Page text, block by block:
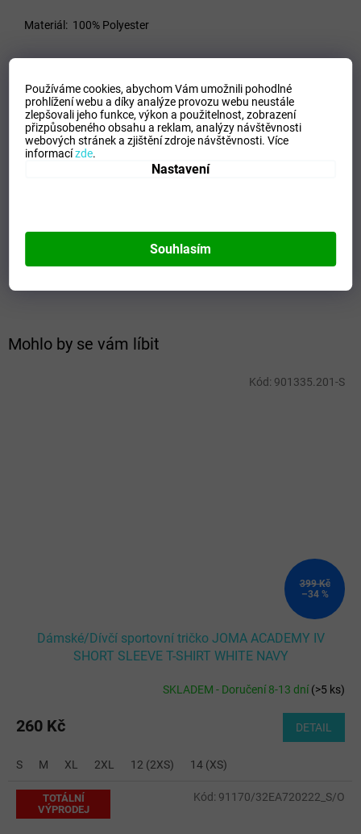
Používáme cookies, abychom Vám umožnili pohodlné
prohlížení webu a díky analýze provozu webu neustále
zlepšovali jeho funkce, výkon a použitelnost,zobrazení
přizpůsobeného obsahu a reklam, analýzy návštěvnosti
webových stránek a zjištění zdroje návštěvnosti.Více
informacízde.
Nastavení
Souhlasím
Mohlo by se vám líbit
399 Kč
–34 %
Dámské/Dívčí sportovní tričko JOMA ACADEMY IV
SHORT SLEEVE T-SHIRT WHITE NAVY
SKLADEM - Doručení 8-13 dní(>5 ks)
260 Kč DETAIL
S M XL 2XL 12 (2XS) 14 (XS)
Kód: 901335.201-S
TOTÁLNÍ
VÝPRODEJ
Kód: 91170/32EA720222_S/O
Materiál: 100% Polyester
VELIKOSTNÍ TABULKA_MIZUNO
Doplňkové parametry
Kategorie:
Dámské trika
5054698337653
Running
Materiálové složení:
100% Polyester